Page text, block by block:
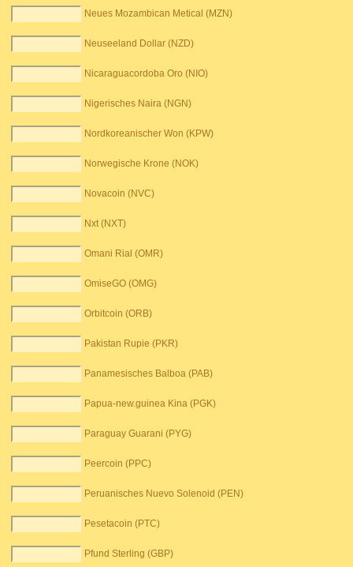
Neues Mozambican Metical (MZN)
Neuseeland Dollar (NZD)
Nicaraguacordoba Oro (NIO)
Nigerisches Naira (NGN)
Nordkoreanischer Won (KPW)
Norwegische Krone (NOK)
Novacoin (NVC)
Nxt (NXT)
Omani Rial (OMR)
OmiseGO (OMG)
Orbitcoin (ORB)
Pakistan Rupie (PKR)
Panamesisches Balboa (PAB)
Papua-new.guinea Kina (PGK)
Paraguay Guarani (PYG)
Peercoin (PPC)
Peruanisches Nuevo Solenoid (PEN)
Pesetacoin (PTC)
Pfund Sterling (GBP)